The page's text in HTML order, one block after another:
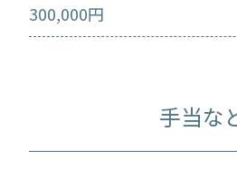
300,000円
手当な